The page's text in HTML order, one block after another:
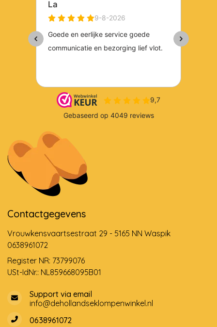
Contactgegevens
Vrouwkensvaartsestraat 29 - 5165 NN Waspik
0638961072
Register NR: 73799076
USt-IdNr.: NL859668095B01
Support via email
info@dehollandseklompenwinkel.nl
0638961072